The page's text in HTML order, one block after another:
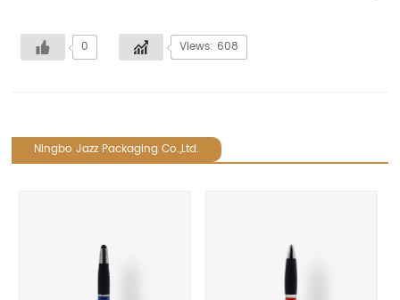
0 Views: 608
Ningbo Jazz Packaging Co.,Ltd.